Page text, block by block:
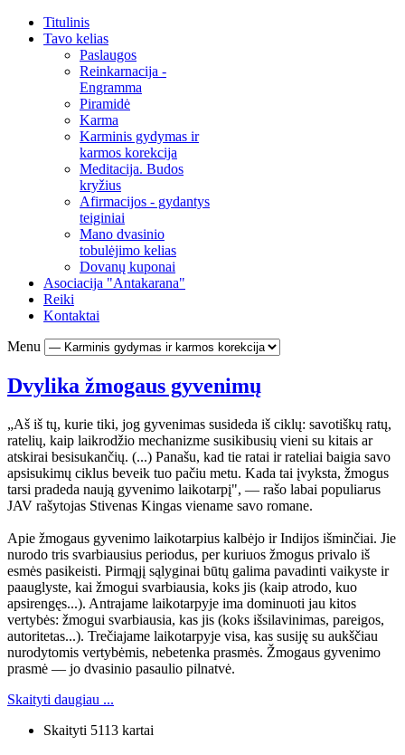
Titulinis
Tavo kelias
Paslaugos
Reinkarnacija -
Engramma
Piramidė
Karma
Karminis gydymas ir
karmos korekcija
Meditacija. Budos
kryžius
Afirmacijos - gydantys
teiginiai
Mano dvasinio
tobulėjimo kelias
Dovanų kuponai
Asociacija "Antakarana"
Reiki
Kontaktai
Menu
Dvylika žmogaus gyvenimų
„Aš iš tų, kurie tiki, jog gyvenimas susideda iš ciklų: savotiškų ratų,
ratelių, kaip laikrodžio mechanizme susikibusių vieni su kitais ar
atskirai besisukančių. (...) Panašu, kad tie ratai ir rateliai baigia savo
apsisukimų ciklus beveik tuo pačiu metu. Kada tai įvyksta, žmogus
tarsi pradeda naują gyvenimo laikotarpį", — rašo labai populiarus
JAV rašytojas Stivenas Kingas viename savo romane.
Apie žmogaus gyvenimo laikotarpius kalbėjo ir Indijos išminčiai. Jie
nurodo tris svarbiausius periodus, per kuriuos žmogus privalo iš
esmės pasikeisti. Pirmąjį sąlyginai būtų galima pavadinti vaikyste ir
paauglyste, kai žmogui svarbiausia, koks jis (kaip atrodo, kuo
apsirengęs...). Antrajame laikotarpyje ima dominuoti jau kitos
vertybės: žmogui svarbiausia, kas jis (koks išsilavinimas, pareigos,
autoritetas...). Trečiajame laikotarpyje visa, kas susiję su aukščiau
nurodytomis vertybėmis, nebetenka prasmės. Žmogaus gyvenimo
prasmė — jo dvasinio pasaulio pilnatvė.
Skaityti daugiau ...
Skaityti 5113 kartai